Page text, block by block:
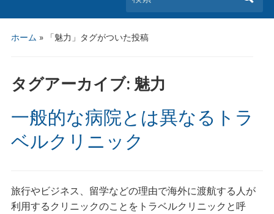
ホーム » 「魅力」タグがついた投稿
タグアーカイブ: 魅力
一般的な病院とは異なるトラ
ベルクリニック
旅行やビジネス、留学などの理由で海外に渡航する人が
利用するクリニックのことをトラベルクリニックと呼